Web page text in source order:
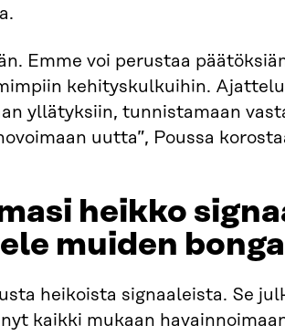
Emme voi perustaa
kehityskulkuihin.
yllätyksiin, tunnistamaan
uutta”, Poussa
heikko
muiden
heikoista signaaleista. Se
kaikki mukaan